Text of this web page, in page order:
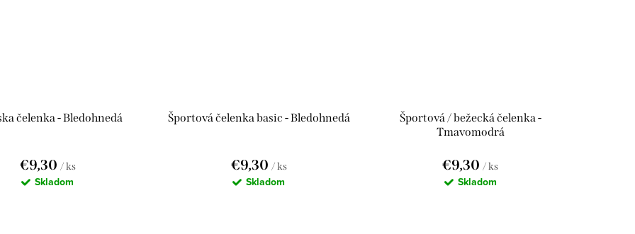
čelenka - Bledohnedá
€9,30 / ks
Skladom
Športová čelenka basic - Bledohnedá
€9,30 / ks
Skladom
Športová / bežecká čelenka -
Tmavomodrá
€9,30 / ks
Skladom